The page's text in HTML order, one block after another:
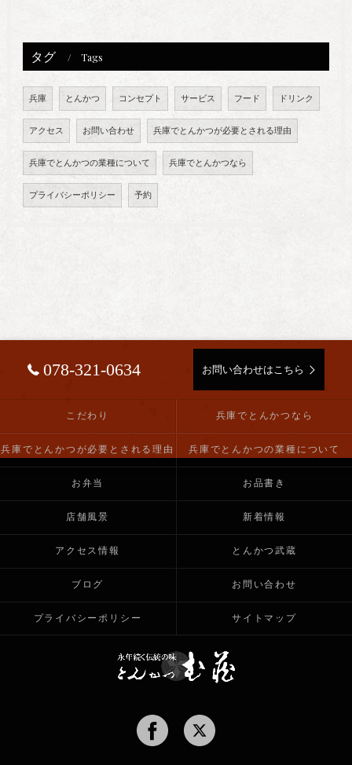
タグ Tags
兵庫 とんかつ コンセプト サービス フード ドリンク
アクセス お問い合わせ 兵庫でとんかつが必要とされる理由
兵庫でとんかつの業種について 兵庫でとんかつなら
プライバシーポリシー 予約
078-321-0634 お問い合わせはこちら
こだわり 兵庫でとんかつなら
兵庫でとんかつが必要とされる理由 兵庫でとんかつの業種について
お弁当 お品書き
店舗風景 新着情報
アクセス情報 とんかつ武蔵
ブログ お問い合わせ
プライバシーポリシー サイトマップ